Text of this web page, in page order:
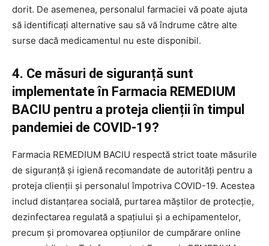
dorit. De asemenea, personalul farmaciei vă poate ajuta
să identificați alternative sau să vă îndrume către alte
surse dacă medicamentul nu este disponibil.
4. Ce măsuri de siguranță sunt
implementate în Farmacia REMEDIUM
BACIU pentru a proteja clienții în timpul
pandemiei de COVID-19?
Farmacia REMEDIUM BACIU respectă strict toate măsurile
de siguranță și igienă recomandate de autorități pentru a
proteja clienții și personalul împotriva COVID-19. Acestea
includ distanțarea socială, purtarea măștilor de protecție,
dezinfectarea regulată a spațiului și a echipamentelor,
precum și promovarea opțiunilor de cumpărare online